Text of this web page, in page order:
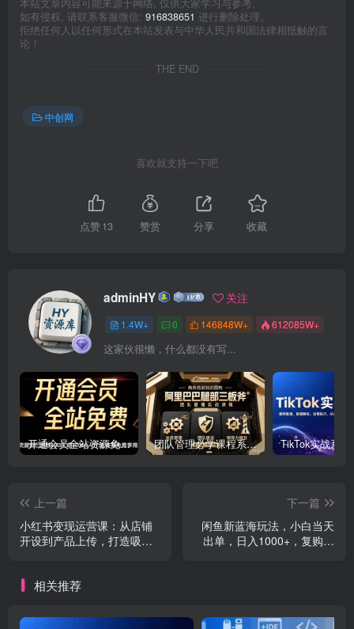
本站文章内容可能来源于网络, 仅供大家学习与参考,
如有侵权, 请联系客服微信: 916838651 进行删除处理。
拒绝任何人以任何形式在本站发表与中华人民共和国法律相抵触的言
论！
THE END
中创网
喜欢就支持一下吧
点赞13 赞赏 分享 收藏
adminHY 关注
1.4W+ 0 146848W+ 612085W+
这家伙很懒，什么都没有写...
开通会员全站资源免费下载 开通VIP会员 HY资源库 团队管理必学课程系列，阿里巴巴“腿部三板斧”
上一篇
小红书变现运营课：从店铺
开设到产品上传，打造吸睛
下一篇
闲鱼新蓝海玩法，小白当天
出单，日入1000+，复购率
相关推荐